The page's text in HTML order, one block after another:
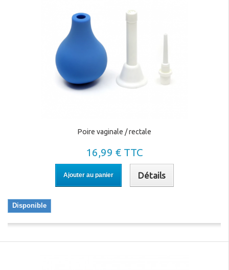
Poire vaginale / rectale
16,99 € TTC
Ajouter au panier Détails
Disponible